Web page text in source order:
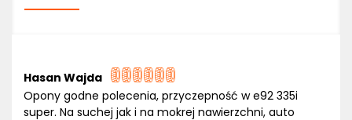
Hasan Wajda
Opony godne polecenia, przyczepność w e92 335i
super. Na suchej jak i na mokrej nawierzchni, auto